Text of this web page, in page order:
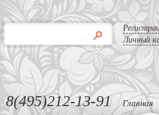
Личный
8(495)212-13-91 Главная